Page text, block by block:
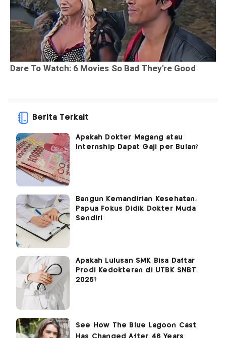
Berita Terkait
Apakah Dokter Magang atau
Internship Dapat Gaji per Bulan?
Bangun Kemandirian Kesehatan,
Papua Fokus Didik Dokter Muda
Sendiri
Apakah Lulusan SMK Bisa Daftar
Prodi Kedokteran di UTBK SNBT
2025?